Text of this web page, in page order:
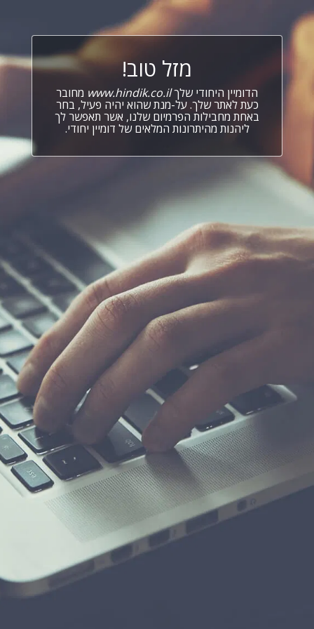
מזל טוב!
הדומיין היחודי שלךwww.hindik.co.il מחובר
כעת לאתר שלך. על-מנת שהוא יהיה פעיל, בחר
באחת מחבילות הפרמיום שלנו, אשר תאפשר לך
ליהנות מהיתרונות המלאים של דומיין יחודי.